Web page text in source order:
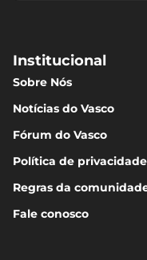
Institucional
Sobre Nós
Notícias do Vasco
Fórum do Vasco
Política de privacidade
Regras da
Fale conosco